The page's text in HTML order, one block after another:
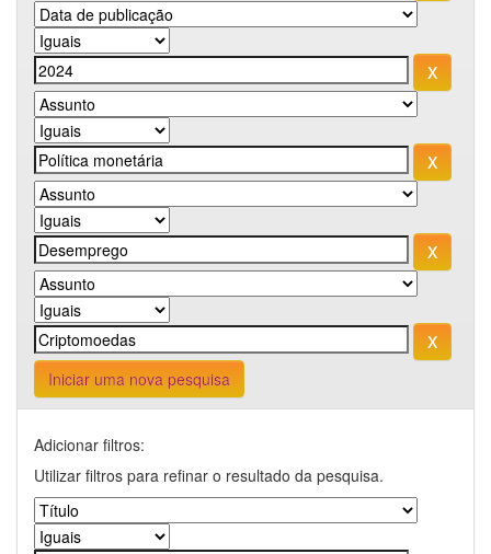
Iniciar uma nova pesquisa
Adicionar filtros:
Utilizar filtros para refinar o resultado da pesquisa.